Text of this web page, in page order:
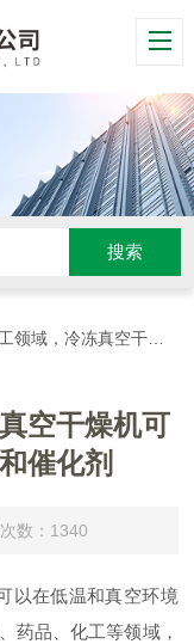
干燥机可以用于制备药物粉末和催化剂
空干燥机可
催化剂
数：1340
在低温和真空环境
药品、化工等领域，